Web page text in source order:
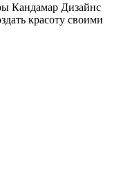
Кандамар Дизайнс
красоту своими